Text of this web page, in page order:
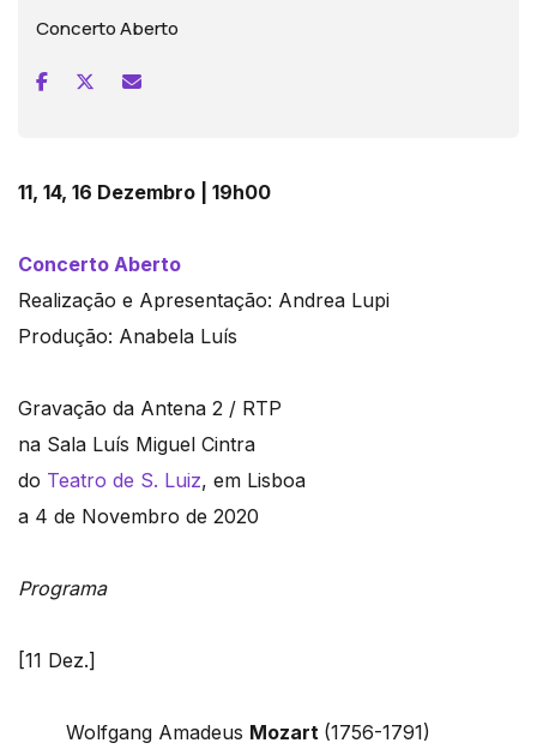
Concerto Aberto
11, 14, 16 Dezembro | 19h00
Concerto Aberto
Realização e Apresentação: Andrea Lupi
Produção: Anabela Luís
Gravação da Antena 2 / RTP
na Sala Luís Miguel Cintra
do Teatro de S. Luiz, em Lisboa
a 4 de Novembro de 2020
Programa
[11 Dez.]
Wolfgang Amadeus Mozart (1756-1791)